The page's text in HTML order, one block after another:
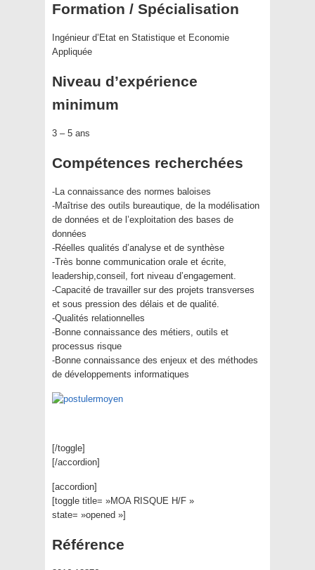
Formation / Spécialisation
Ingénieur d’Etat en Statistique et Economie
Appliquée
Niveau d’expérience
minimum
3 – 5 ans
Compétences recherchées
-La connaissance des normes baloises
-Maîtrise des outils bureautique, de la modélisation
de données et de l’exploitation des bases de
données
-Réelles qualités d’analyse et de synthèse
-Très bonne communication orale et écrite,
leadership,conseil, fort niveau d’engagement.
-Capacité de travailler sur des projets transverses
et sous pression des délais et de qualité.
-Qualités relationnelles
-Bonne connaissance des métiers, outils et
processus risque
-Bonne connaissance des enjeux et des méthodes
de développements informatiques
[/toggle]
[/accordion]
[accordion]
[toggle title= »MOA RISQUE H/F »
state= »opened »]
Référence